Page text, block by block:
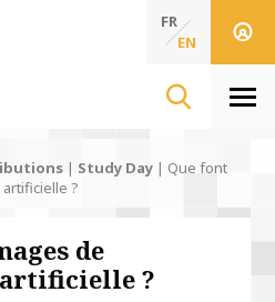
Sciences de l'Information & de
des Sciences de
FR
EN
| Study Day | Que font
?
de
?